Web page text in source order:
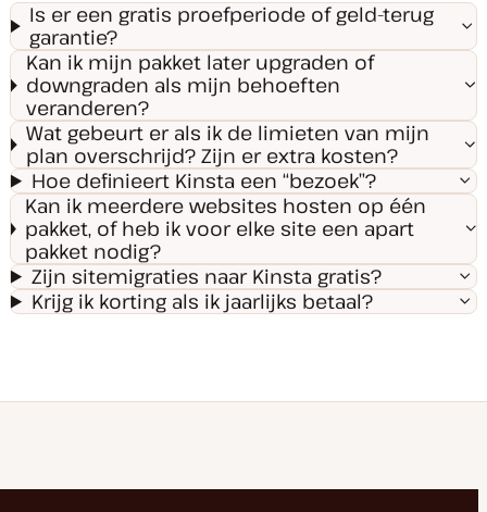
Is er een gratis proefperiode of geld-terug
garantie?
Kan ik mijn pakket later upgraden of
downgraden als mijn behoeften
veranderen?
Wat gebeurt er als ik de limieten van mijn
plan overschrijd? Zijn er extra kosten?
Hoe definieert Kinsta een “bezoek”?
Kan ik meerdere websites hosten op één
pakket, of heb ik voor elke site een apart
pakket nodig?
Zijn sitemigraties naar Kinsta gratis?
Krijg ik korting als ik jaarlijks betaal?